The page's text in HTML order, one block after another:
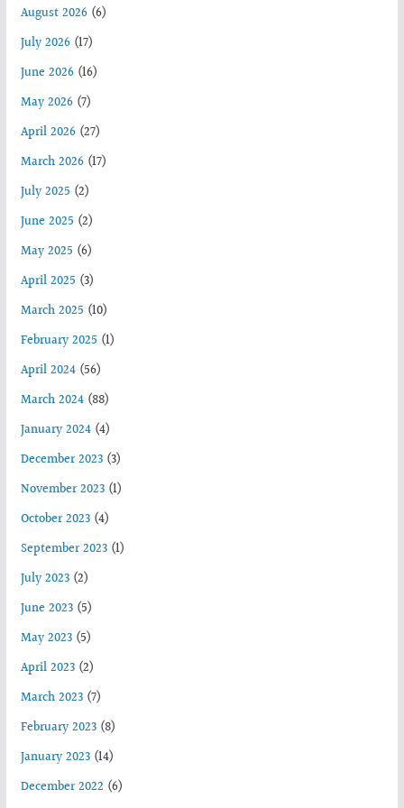
August 2026(6)
July 2026(17)
June 2026(16)
May 2026(7)
April 2026(27)
March 2026(17)
July 2025 (2)
June 2025 (2)
May 2025 (6)
April 2025 (3)
March 2025 (10)
February 2025 (1)
April 2024(56)
March 2024(88)
January 2024(4)
December 2023(3)
November 2023(1)
October 2023(4)
September 2023(1)
July 2023(2)
June 2023(5)
May 2023(5)
April 2023(2)
March 2023(7)
February 2023(8)
January 2023(14)
December 2022 (6)